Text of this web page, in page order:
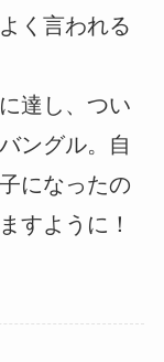
く言われる
達し、つい
ングル。自
になったの
すように！